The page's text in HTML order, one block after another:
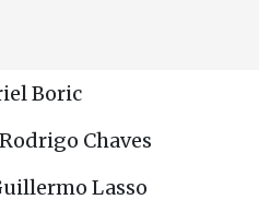
Boric
Chaves
Lasso